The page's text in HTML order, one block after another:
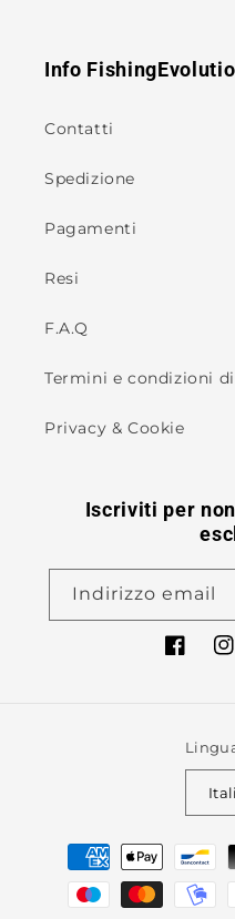
Info
Contatti
Spedizione
Pagamenti
Resi
F.A.Q
Termini e condizioni
Privacy & Cookie
Iscriviti per
Indirizzo email
Facebook
Metodi
pagamento